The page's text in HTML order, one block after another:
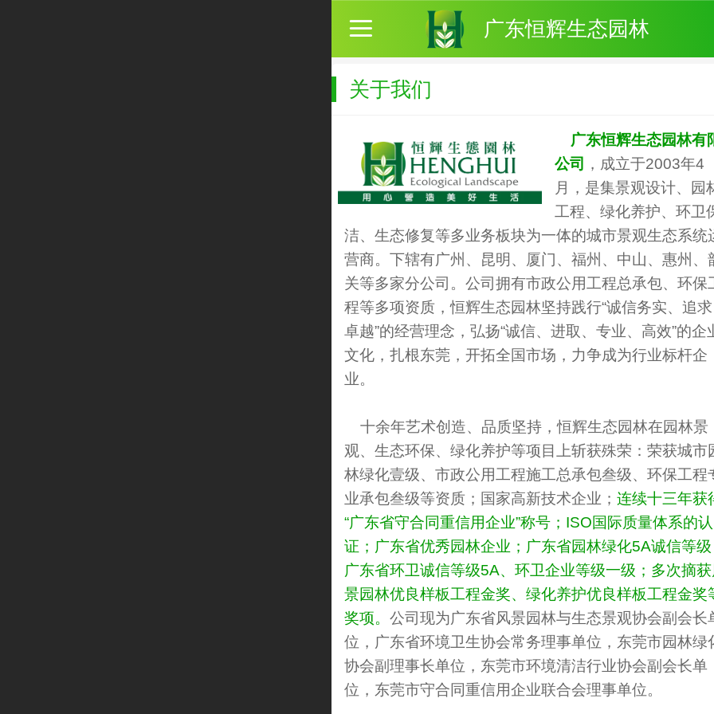
广东恒辉生态园林
关于我们
广东恒辉生态园林有
公司 ，成立于2003年4
月，是集景观设计、园
工程、绿化养护、环卫
洁、生态修复等多业务板块为一体的城市景观生态系统
营商。下辖有广州、昆明、厦门、福州、中山、惠州、
关等多家分公司。公司拥有市政公用工程总承包、环保
程等多项资质，恒辉生态园林坚持践行“诚信务实、追求
卓越”的经营理念，弘扬“诚信、进取、专业、高效”的企
文化，扎根东莞，开拓全国市场，力争成为行业标杆企
业。
十余年艺术创造、品质坚持，恒辉生态园林在园林景
观、生态环保、绿化养护等项目上斩获殊荣：荣获城市
林绿化壹级、市政公用工程施工总承包叁级、环保工程
业承包叁级等资质；国家高新技术企业； 连续十三年获
“广东省守合同重信用企业”称号；ISO国际质量体系的认
证；广东省优秀园林企业；广东省园林绿化5A诚信等级
广东省环卫诚信等级5A、环卫企业等级一级；多次摘
景园林优良样板工程金奖、绿化养护优良样板工程金奖
奖项。 公司现为广东省风景园林与生态景观协会副会长
位，广东省环境卫生协会常务理事单位，东莞市园林绿
协会副理事长单位，东莞市环境清洁行业协会副会长单
位，东莞市守合同重信用企业联合会理事单位。